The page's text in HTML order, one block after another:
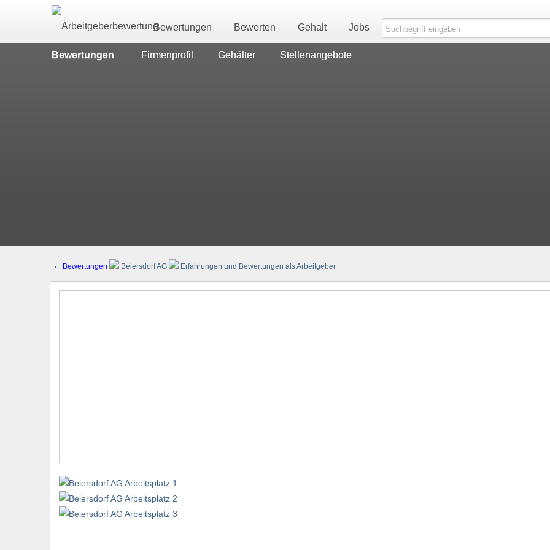
Bewertungen Bewerten Gehalt Jobs
Bewertungen Firmenprofil Gehälter Stellenangebote
Bewertungen Beiersdorf AG Erfahrungen und Bewertungen als Arbeitgeber